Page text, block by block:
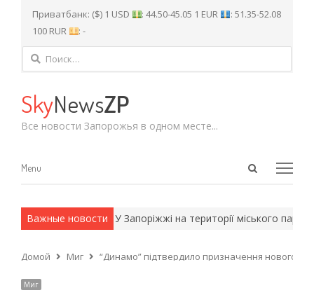
Приватбанк: ($) 1 USD : 44.50-45.05 1 EUR
: 51.35-52.08
100 RUR
: -
Найти:
SkyNewsZP
Все новости Запорожья в одном месте...
Open
Menu
Menu
Важные новости
методы. У Запоріжжі на території міського парку
Домой Миг “Динамо” підтвердило призначення нового
Миг